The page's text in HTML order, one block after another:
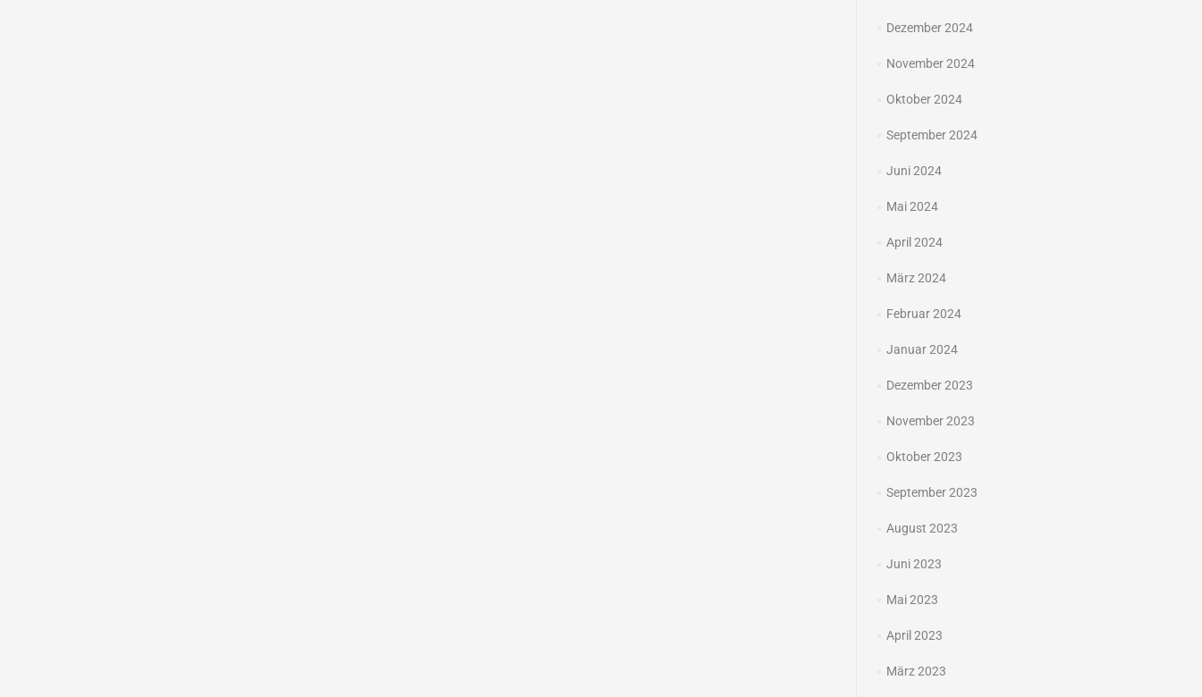
Dezember 2024
November 2024
Oktober 2024
September 2024
Juni 2024
Mai 2024
April 2024
März 2024
Februar 2024
Januar 2024
Dezember 2023
November 2023
Oktober 2023
September 2023
August 2023
Juni 2023
Mai 2023
April 2023
März 2023